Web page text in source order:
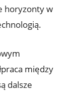
​horyzonty w⁤
między
dalsze